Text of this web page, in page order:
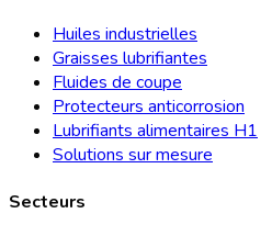
Huiles industrielles
Graisses lubrifiantes
Fluides de coupe
Protecteurs anticorrosion
Lubrifiants alimentaires H1
Solutions sur mesure
Secteurs